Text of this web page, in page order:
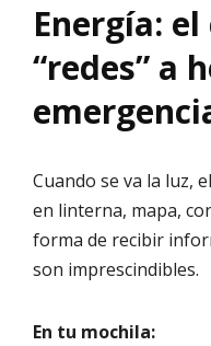
Energía:
“redes” a
Cuando se va la luz,
en linterna, mapa,
forma de recibir
son imprescindibles.
En tu mochila: